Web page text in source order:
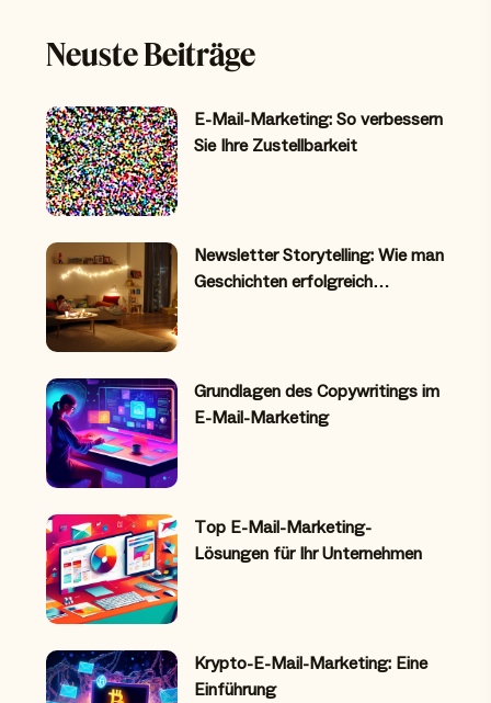
Neuste Beiträge
E-Mail-Marketing: So verbessern
Sie Ihre Zustellbarkeit
Newsletter Storytelling: Wie man
Geschichten erfolgreich…
Grundlagen des Copywritings im
E-Mail-Marketing
Top E-Mail-Marketing-
Lösungen für Ihr Unternehmen
Krypto-E-Mail-Marketing: Eine
Einführung